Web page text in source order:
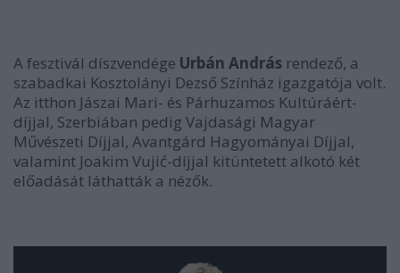
A fesztivál díszvendége Urbán András rendező, a
szabadkai Kosztolányi Dezső Színház igazgatója volt.
Az itthon Jászai Mari- és Párhuzamos Kultúráért-
díjjal, Szerbiában pedig Vajdasági Magyar
Művészeti Díjjal, Avantgárd Hagyományai Díjjal,
valamint Joakim Vujić-díjjal kitüntetett alkotó két
előadását láthatták a nézők.